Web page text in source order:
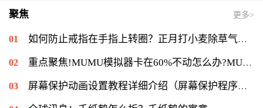
聚焦 更多>
如何防止戒指在手指上转圈？正月打小麦除草气温多少能打？ 全球短讯
重点聚焦!MUMU模拟器卡在60%不动怎么办?MUMU模拟器卡在60%的解决流程
屏幕保护动画设置教程详细介绍（屏幕保护程序等待时间怎么设置）|当前速读